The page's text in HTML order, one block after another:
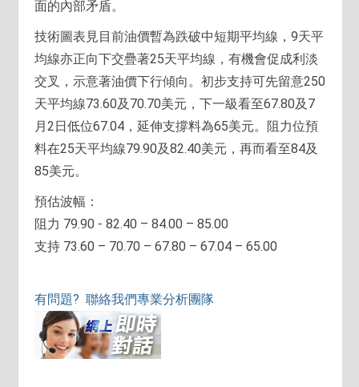
面的內部矛盾。
技術圖表見目前油價暫為跌破中短期平均線，9天平
均線亦正向下交疊著25天平均線，有機會促成利淡
交叉，示意著油價下行傾向。初步支持可先留意250
天平均線73.60及70.70美元，下一級看至67.80及7
月2日低位67.04，延伸支撐料為65美元。阻力位預
料在25天平均線79.90及82.40美元，再而看至84及
85美元。
預估波幅：
阻力 79.90 - 82.40 – 84.00 – 85.00
支持 73.60 – 70.70 – 67.80 – 67.04 – 65.00
有問題? 聯絡我們專業分析團隊